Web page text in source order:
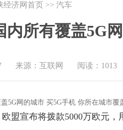
经济网首页 >> 汽车
内所有覆盖5G
来源：互联网 阅读：1013
欧盟宣布将拨款5000万欧元